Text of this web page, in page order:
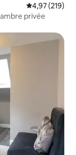
Évaluation
4,97 (219)
privée